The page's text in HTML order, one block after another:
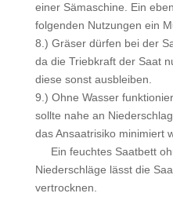
einer Sämaschine. Ein
folgenden Nutzungen ein
8.) Gräser dürfen bei der
da die Triebkraft der Saat
diese sonst ausbleiben.
9.) Ohne Wasser
sollte nahe an
das Ansaatrisiko minimiert
Ein feuchtes Saatbett
Niederschläge lässt die
vertrocknen.